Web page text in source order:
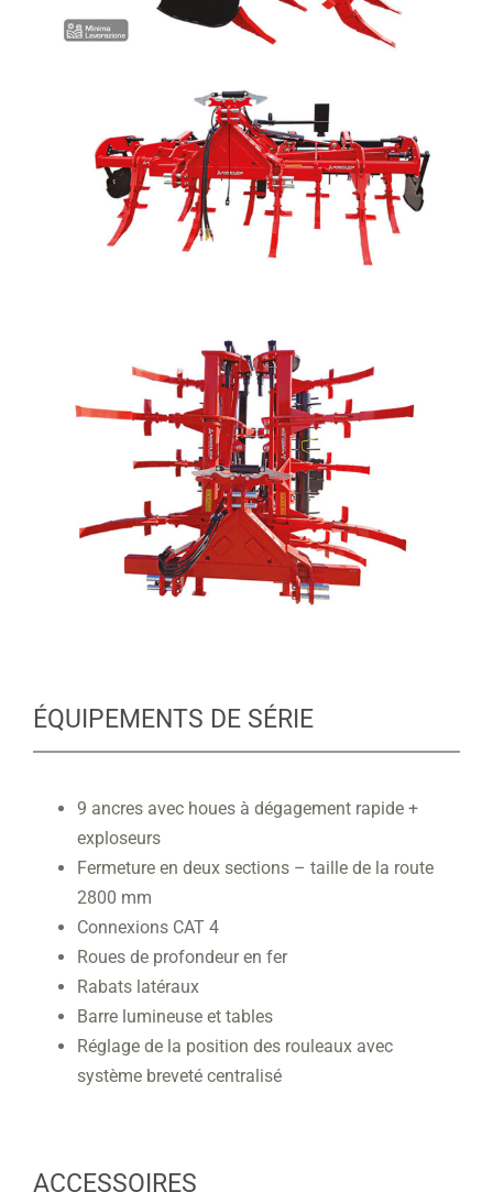
ÉQUIPEMENTS DE SÉRIE
9 ancres avec houes à dégagement rapide +
exploseurs
Fermeture en deux sections – taille de la route
2800 mm
Connexions CAT 4
Roues de profondeur en fer
Rabats latéraux
Barre lumineuse et tables
Réglage de la position des rouleaux avec
système breveté centralisé
ACCESSOIRES